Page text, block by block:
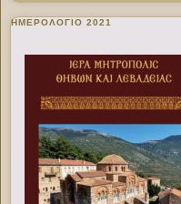
ΗΜΕΡΟΛΟΓΙΟ 2021